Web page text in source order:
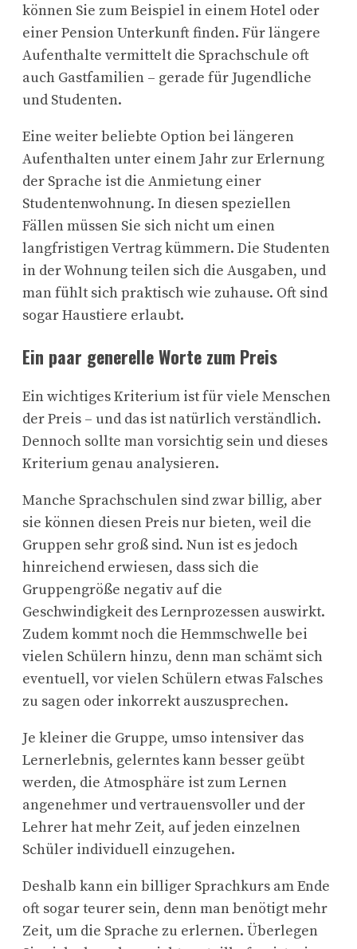
können Sie zum Beispiel in einem Hotel oder
einer Pension Unterkunft finden. Für längere
Aufenthalte vermittelt die Sprachschule oft
auch Gastfamilien – gerade für Jugendliche
und Studenten.
Eine weiter beliebte Option bei längeren
Aufenthalten unter einem Jahr zur Erlernung
der Sprache ist die Anmietung einer
Studentenwohnung. In diesen speziellen
Fällen müssen Sie sich nicht um einen
langfristigen Vertrag kümmern. Die Studenten
in der Wohnung teilen sich die Ausgaben, und
man fühlt sich praktisch wie zuhause. Oft sind
sogar Haustiere erlaubt.
Ein paar generelle Worte zum Preis
Ein wichtiges Kriterium ist für viele Menschen
der Preis – und das ist natürlich verständlich.
Dennoch sollte man vorsichtig sein und dieses
Kriterium genau analysieren.
Manche Sprachschulen sind zwar billig, aber
sie können diesen Preis nur bieten, weil die
Gruppen sehr groß sind. Nun ist es jedoch
hinreichend erwiesen, dass sich die
Gruppengröße negativ auf die
Geschwindigkeit des Lernprozessen auswirkt.
Zudem kommt noch die Hemmschwelle bei
vielen Schülern hinzu, denn man schämt sich
eventuell, vor vielen Schülern etwas Falsches
zu sagen oder inkorrekt auszusprechen.
Je kleiner die Gruppe, umso intensiver das
Lernerlebnis, gelerntes kann besser geübt
werden, die Atmosphäre ist zum Lernen
angenehmer und vertrauensvoller und der
Lehrer hat mehr Zeit, auf jeden einzelnen
Schüler individuell einzugehen.
Deshalb kann ein billiger Sprachkurs am Ende
oft sogar teurer sein, denn man benötigt mehr
Zeit, um die Sprache zu erlernen. Überlegen